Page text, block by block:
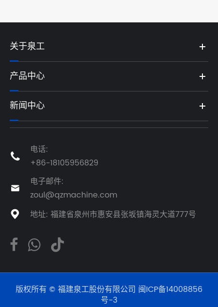
关于泉工
产品中心
新闻中心

电话:
+86-18105956829

电子邮件:
zoul@qzmachine.com
 地址: 福建省泉州市惠安县张坂镇海灵大道777号
版权所有 © 福建泉工股份有限公司 闽ICP备14008856
号-3